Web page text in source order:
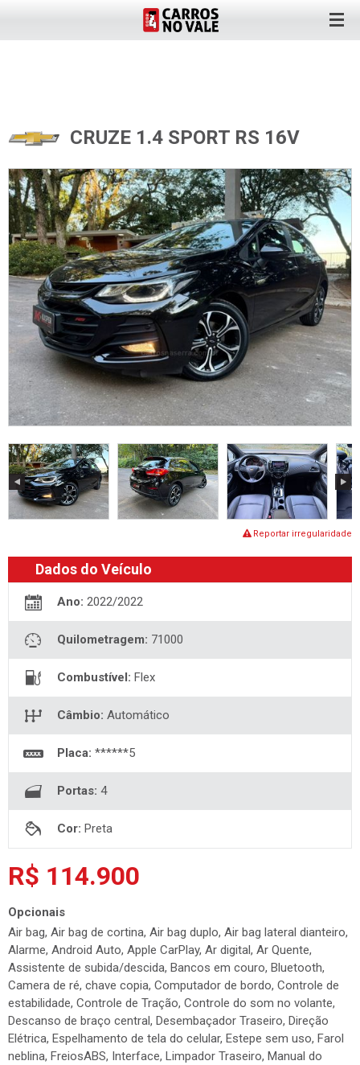
CRUZE 1.4 SPORT RS 16V
Reportar irregularidade
Dados do Veículo
Ano: 2022/2022
Quilometragem: 71000
Combustível: Flex
Câmbio: Automático
Placa: ******5
Portas: 4
Cor: Preta
R$ 114.900
Opcionais
Air bag, Air bag de cortina, Air bag duplo, Air bag lateral dianteiro,
Alarme, Android Auto, Apple CarPlay, Ar digital, Ar Quente,
Assistente de subida/descida, Bancos em couro, Bluetooth,
Camera de ré, chave copia, Computador de bordo, Controle de
estabilidade, Controle de Tração, Controle do som no volante,
Descanso de braço central, Desembaçador Traseiro, Direção
Elétrica, Espelhamento de tela do celular, Estepe sem uso, Farol
neblina, FreiosABS, Interface, Limpador Traseiro, Manual do